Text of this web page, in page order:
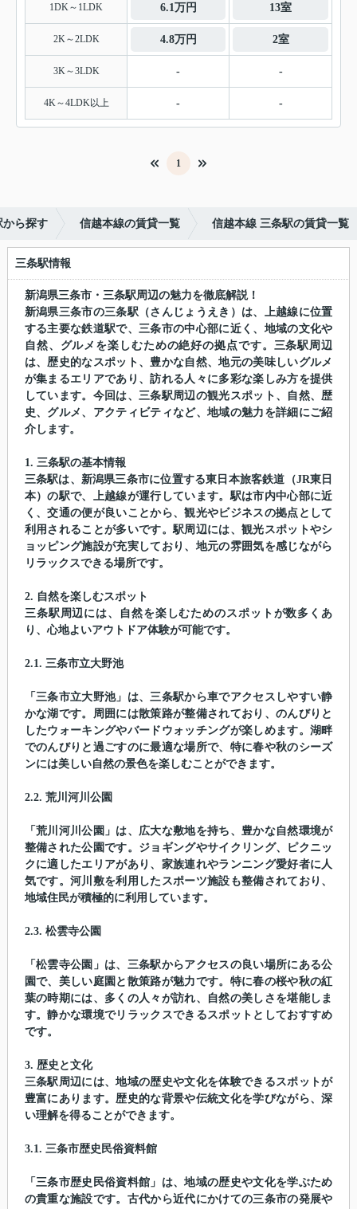
1DK～1LDK 6.1万円 13室
2K～2LDK 4.8万円 2室
3K～3LDK - -
4K～4LDK以上 - -
1
から探す 信越本線の賃貸一覧 信越本線 三条駅の賃貸一覧
三条駅情報
新潟県三条市・三条駅周辺の魅力を徹底解説！
新潟県三条市の三条駅（さんじょうえき）は、上越線に位置
する主要な鉄道駅で、三条市の中心部に近く、地域の文化や
自然、グルメを楽しむための絶好の拠点です。三条駅周辺
は、歴史的なスポット、豊かな自然、地元の美味しいグルメ
が集まるエリアであり、訪れる人々に多彩な楽しみ方を提供
しています。今回は、三条駅周辺の観光スポット、自然、歴
史、グルメ、アクティビティなど、地域の魅力を詳細にご紹
介します。
1. 三条駅の基本情報
三条駅は、新潟県三条市に位置する東日本旅客鉄道（JR東日
本）の駅で、上越線が運行しています。駅は市内中心部に近
く、交通の便が良いことから、観光やビジネスの拠点として
利用されることが多いです。駅周辺には、観光スポットやシ
ョッピング施設が充実しており、地元の雰囲気を感じながら
リラックスできる場所です。
2. 自然を楽しむスポット
三条駅周辺には、自然を楽しむためのスポットが数多くあ
り、心地よいアウトドア体験が可能です。
2.1. 三条市立大野池
「三条市立大野池」は、三条駅から車でアクセスしやすい静
かな湖です。周囲には散策路が整備されており、のんびりと
したウォーキングやバードウォッチングが楽しめます。湖畔
でのんびりと過ごすのに最適な場所で、特に春や秋のシーズ
ンには美しい自然の景色を楽しむことができます。
2.2. 荒川河川公園
「荒川河川公園」は、広大な敷地を持ち、豊かな自然環境が
整備された公園です。ジョギングやサイクリング、ピクニッ
クに適したエリアがあり、家族連れやランニング愛好者に人
気です。河川敷を利用したスポーツ施設も整備されており、
地域住民が積極的に利用しています。
2.3. 松雲寺公園
「松雲寺公園」は、三条駅からアクセスの良い場所にある公
園で、美しい庭園と散策路が魅力です。特に春の桜や秋の紅
葉の時期には、多くの人々が訪れ、自然の美しさを堪能しま
す。静かな環境でリラックスできるスポットとしておすすめ
です。
3. 歴史と文化
三条駅周辺には、地域の歴史や文化を体験できるスポットが
豊富にあります。歴史的な背景や伝統文化を学びながら、深
い理解を得ることができます。
3.1. 三条市歴史民俗資料館
「三条市歴史民俗資料館」は、地域の歴史や文化を学ぶため
の貴重な施設です。古代から近代にかけての三条市の発展や